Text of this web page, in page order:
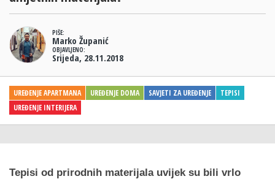
PIŠE:
Marko Županić
OBJAVLJENO:
Srijeda, 28.11.2018
UREĐENJE APARTMANA UREĐENJE DOMA SAVJETI ZA UREĐENJE
TEPISI
UREĐENJE INTERIJERA
Tepisi od prirodnih materijala uvijek su bili vrlo